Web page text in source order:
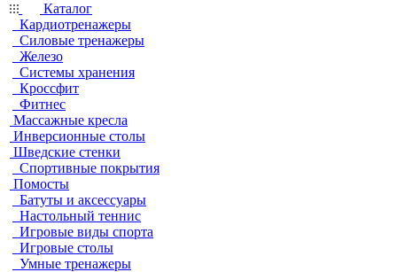
Каталог
Кардиотренажеры
Силовые тренажеры
Железо
Системы хранения
Кроссфит
Фитнес
Массажные кресла
Инверсионные столы
Шведские стенки
Спортивные покрытия
Помосты
Батуты и аксессуары
Настольный теннис
Игровые виды спорта
Игровые столы
Умные тренажеры